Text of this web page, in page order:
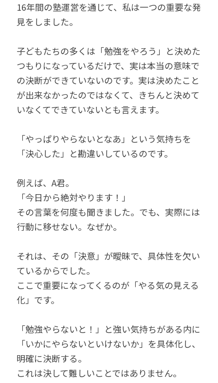
16年間の塾運営を通じて、私は一つの重要な発
見をしました。
子どもたちの多くは「勉強をやろう」と決めた
つもりになっているだけで、実は本当の意味で
の決断ができていないのです。実は決めたこと
が出来なかったのではなくて、きちんと決めて
いなくてできていないとも言えます。
「やっぱりやらないとなあ」という気持ちを
「決心した」と勘違いしているのです。
例えば、A君。
「今日から絶対やります！」
その言葉を何度も聞きました。でも、実際には
行動に移せない。なぜか。
それは、その「決意」が曖昧で、具体性を欠い
ているからでした。
ここで重要になってくるのが「やる気の見える
化」です。
「勉強やらないと！」と強い気持ちがある内に
「いかにやらないといけないか」を具体化し、
明確に決断する。
これは決して難しいことではありません。